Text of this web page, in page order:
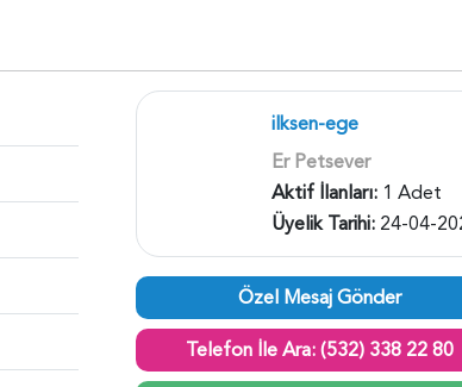
ilksen-ege
Er Petsever
Aktif İlanları: 1 Adet
Üyelik Tarihi: 24-04-
Özel Mesaj Gönder
Telefon İle Ara: (532) 338 22 80